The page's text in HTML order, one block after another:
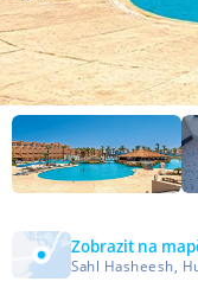
Zobrazit na
Sahl Hasheesh,